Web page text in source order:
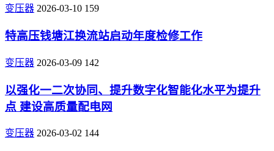
变压器 2026-03-10 159
特高压钱塘江换流站启动年度检修工作
变压器 2026-03-09 142
以强化一二次协同、提升数字化智能化水平为提升
点 建设高质量配电网
变压器 2026-03-02 144